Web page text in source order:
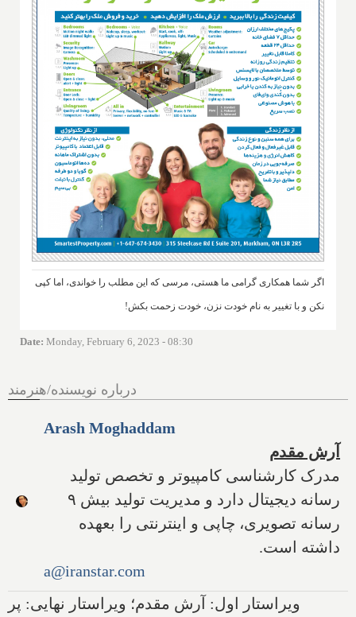
اگر شما همکاری گرامی ما هستی، مرسی که این مطلب را خواندی، اما کپی
نکن و با تغییر به نام خودت نزن، خودت زحمت بکش!
Date: Monday, February 6, 2023 - 08:30
درباره نویسنده/هنرمند
Arash Moghaddam
آرش مقدم
مدرک کارشناسی کامپیوتر و تخصص تولید
رسانه دیجیتال دارد و مدیریت تولید بیش ۹
رسانه تصویری، چاپی و اینترنتی را بعهده
داشته است.
a@iranstar.com
ویراستار اول: آرش مقدم؛ ویراستار نهایی: پر